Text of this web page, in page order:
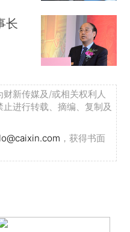
长
新传媒及/或相关权利人
进行转载、摘编、复制及
，获得书面